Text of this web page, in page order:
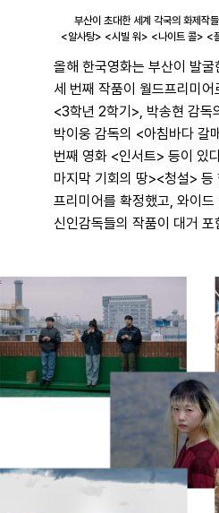
부산이 초대한 세계 각국의 화제작
<알사탕> <시빌 워> <나이트 콜>
올해 한국영화는 부산이 발
세 번째 작품이 월드프리미
<3학년 2학기>, 박송현 감독
박이웅 감독의 <아침바다 갈
번째 영화 <인서트> 등이 있
마지막 기회의 땅><청설> 등
프리미어를 확정했고, 와이
신인감독들의 작품이 대거 포